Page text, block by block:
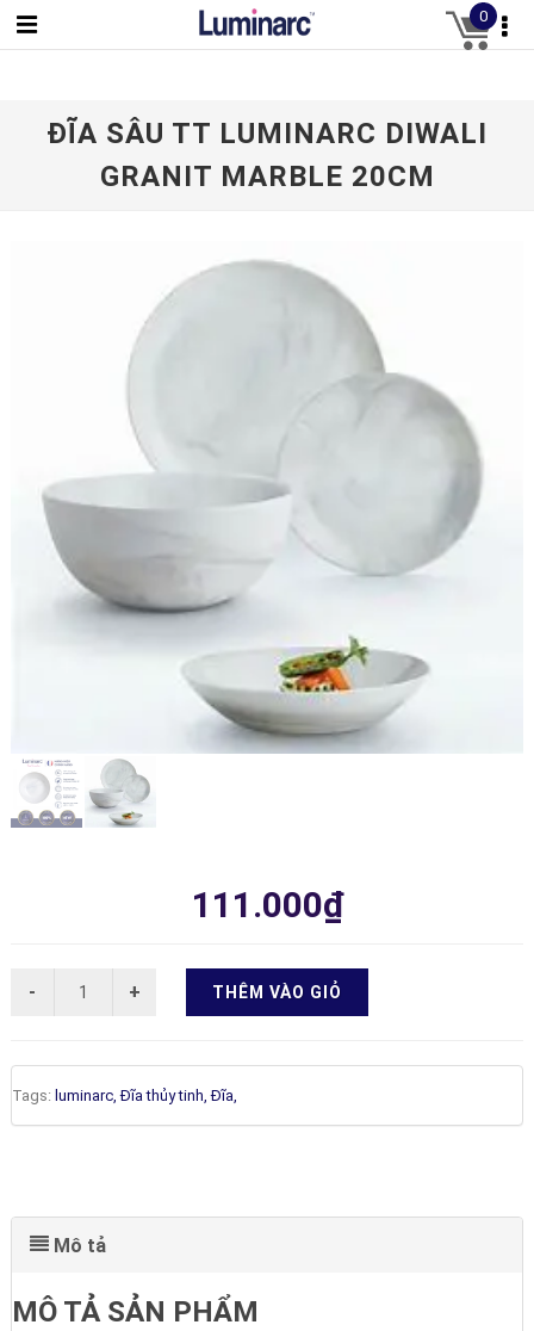
0
ĐĨA SÂU TT LUMINARC DIWALI
GRANIT MARBLE 20CM
111.000₫
THÊM VÀO GIỎ
Tags: luminarc,Đĩa thủy tinh,Đĩa,
Mô tả
MÔ TẢ SẢN PHẨM